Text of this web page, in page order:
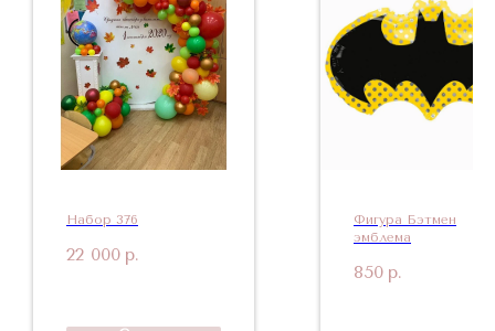
Набор 376
22 000 р.
Фигура Бэтмен
эмблема
850 р.